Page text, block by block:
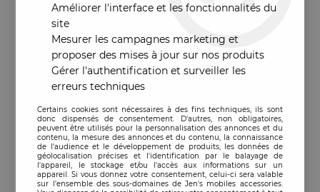
Améliorer l'interface et les fonctionnalités du
site
Mesurer les campagnes marketing et
proposer des mises à jour sur nos produits
Gérer l'authentification et surveiller les
erreurs techniques
Certains cookies sont nécessaires à des fins techniques, ils sont
donc dispensés de consentement. D'autres, non obligatoires,
peuvent être utilisés pour la personnalisation des annonces et du
contenu, la mesure des annonces et du contenu, la connaissance
de l'audience et le développement de produits, les données de
géolocalisation précises et l'identification par le balayage de
l'appareil, le stockage et/ou l'accès aux informations sur un
appareil. Si vous donnez votre consentement, celui-ci sera valable
sur l’ensemble des sous-domaines de Jen's mobiles accessories.